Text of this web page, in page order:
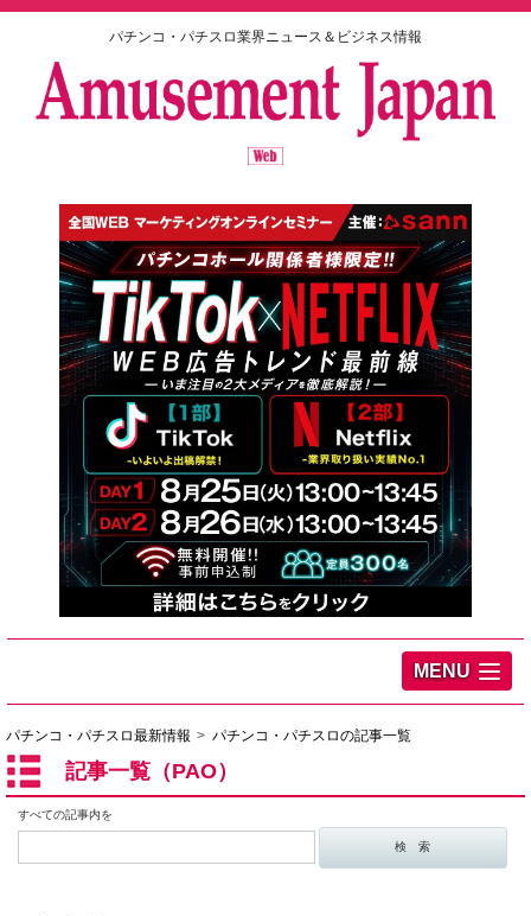
パチンコ・パチスロ業界ニュース＆ビジネス情報
MENU
パチンコ・パチスロ最新情報 パチンコ・パチスロの記事一覧
記事一覧（PAO）
すべての記事内を